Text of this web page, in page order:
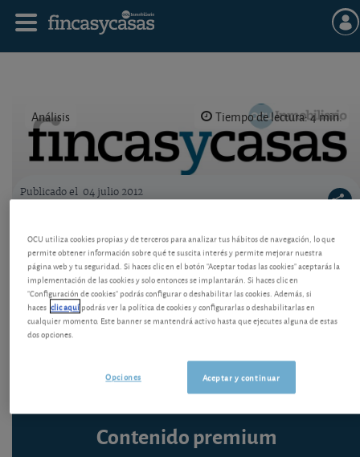
Análisis Tiempo de lectura: 4 min.
Logo OCU inmobiliario
Publicado el 04 julio 2012
Euribor, LIBOR... ¿se pueden manipular?
El caso de Barclays con el tipo londinense desata las
alarmas en Bruselas. La Comisión Europea ya
investiga si puede haber sucedido algo parecido con
el Euribor.
Contenido premium
OCU utiliza cookies propias y de terceros para analizar tus hábitos de navegación, lo que
permite obtener información sobre qué te suscita interés y permite mejorar nuestra
página web y tu seguridad. Si haces clic en el botón "Aceptar todas las cookies" aceptarás la
implementación de las cookies y solo entonces se implantarán. Si haces clic en
"Configuración de cookies" podrás configurar o deshabilitar las cookies. Además, si
haces clic aquípodrás ver la política de cookies y configurarlas o deshabilitarlas en
cualquier momento. Este banner se mantendrá activo hasta que ejecutes alguna de estas
dos opciones.
Aceptar y continuar
Opciones